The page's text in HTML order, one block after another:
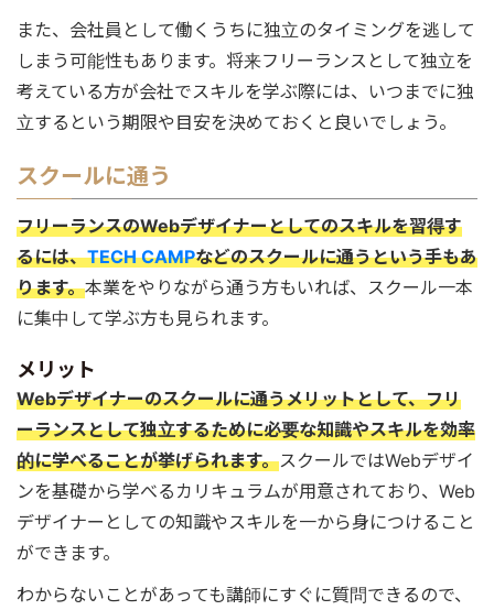
また、会社員として働くうちに独立のタイミングを逃して
しまう可能性もあります。将来フリーランスとして独立を
考えている方が会社でスキルを学ぶ際には、いつまでに独
立するという期限や目安を決めておくと良いでしょう。
スクールに通う
フリーランスのWebデザイナーとしてのスキルを習得す
るには、TECH CAMPなどのスクールに通うという手もあ
ります。本業をやりながら通う方もいれば、スクール一本
に集中して学ぶ方も見られます。
メリット
Webデザイナーのスクールに通うメリットとして、フリ
ーランスとして独立するために必要な知識やスキルを効率
的に学べることが挙げられます。スクールではWebデザイ
ンを基礎から学べるカリキュラムが用意されており、Web
デザイナーとしての知識やスキルを一から身につけること
ができます。
わからないことがあっても講師にすぐに質問できるので、